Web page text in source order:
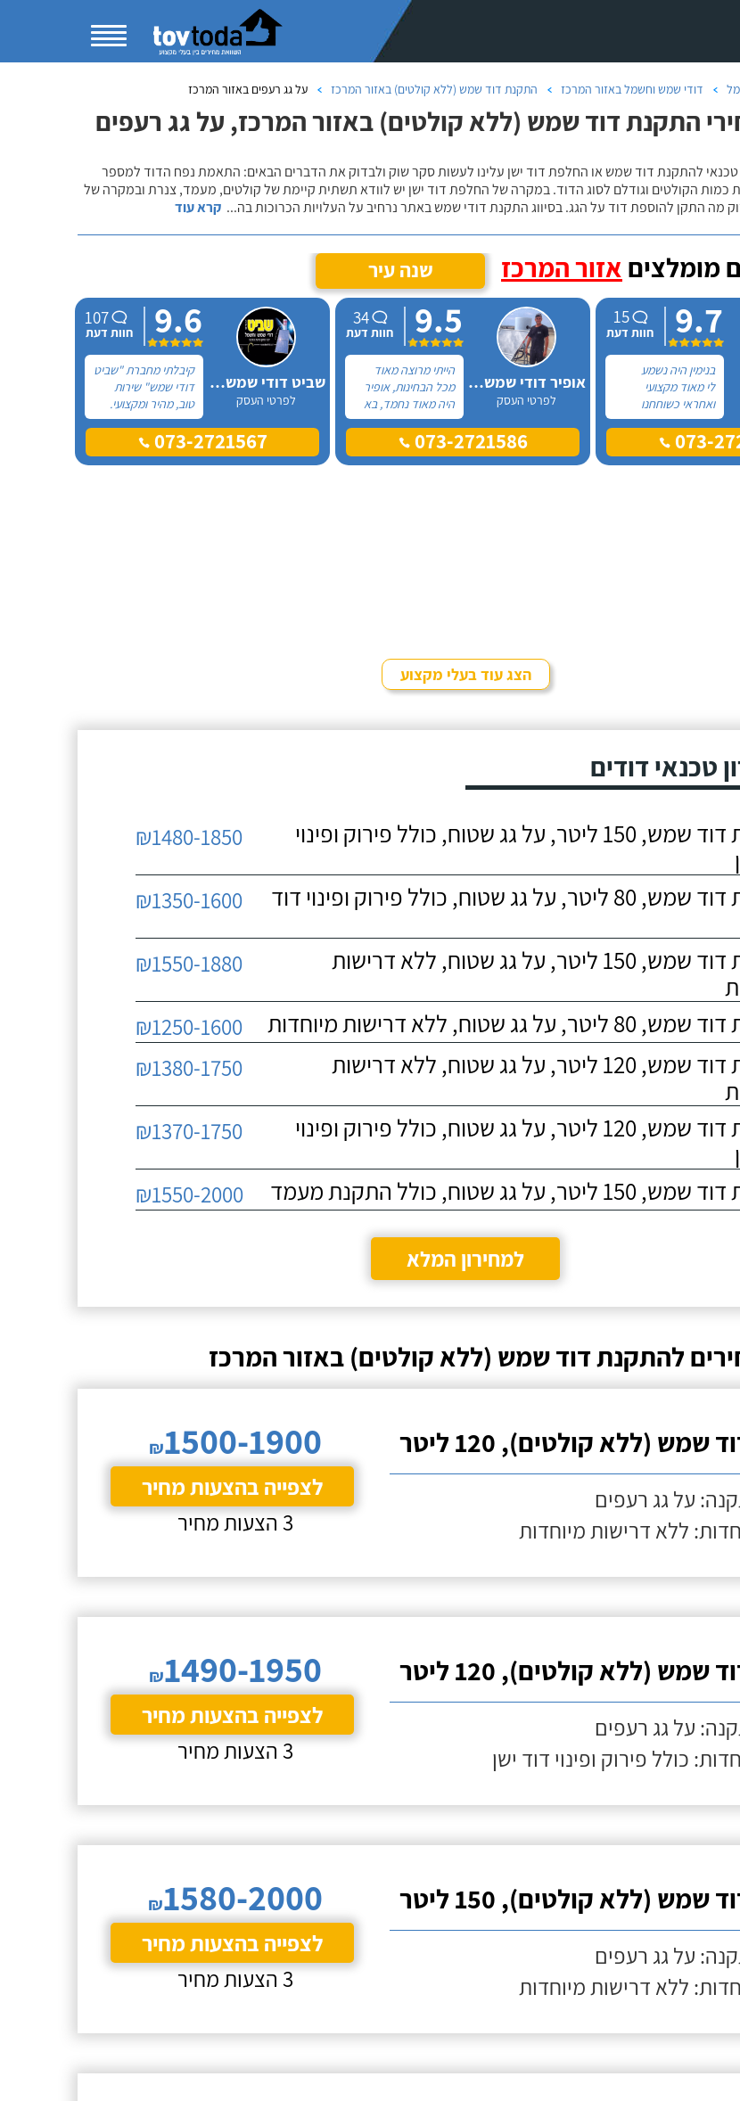
דודי שמש וחשמל באזור המרכז התקנת דוד שמש (ללא קולטים) באזור המרכז על גג רעפים באזור המרכז
התקנת דוד שמש (ללא קולטים) באזור המרכז, על גג רעפים
טכנאי להתקנת דוד שמש או החלפת דוד ישן עלינו לעשות סקר שוק ולבדוק את הדברים הבאים: התאמת נפח הדוד למספר
כמות הקולטים וגודלם לסוג הדוד. במקרה של החלפת דוד ישן יש לוודא תשתית קיימת של קולטים, מעמד, צנרת ובמקרה של
מה התקן להוספת דוד על הגג. בסיווג התקנת דודי שמש באתר נרחיב על העלויות הכרוכות בה... קרא עוד
מומלצים אזור המרכז שנה עיר
9.7
15
חוות דעת
בנימין היה נשמע
לי מאוד מקצועי
ואחראי כשוחחנו
בטלפון לכן, הזמנתי
אותו להחלפת דוד
שמש וקולטים בבניין בו
073-
אופיר דודי שמש וחשמל
לפרטי העסק
9.5
34
חוות דעת
הייתי מרוצה מאוד
מכל הבחינות, אופיר
היה מאוד נחמד, בא
לפני לראות את
המיקום של ההתקנה,
המחיר היה הוגן מאוד.073-2721586
שביט דודי שמש וחשמל בע"מ
לפרטי העסק
9.6
107
חוות דעת
קיבלתי מחברת "שביט
דודי שמש" שירות
טוב, מהיר ומקצועי.
הזמנתי אותם לא
מזמן, כשהתפוצץ לי
הדוד שמש של
073-2721567
הצג עוד בעלי מקצוע
טכנאי דודים
התקנת דוד שמש, 150 ליטר, על גג שטוח, כולל פירוק ופינוי
₪1480-1850
התקנת דוד שמש, 80 ליטר, על גג שטוח, כולל פירוק ופינוי דוד
₪1350-1600
התקנת דוד שמש, 150 ליטר, על גג שטוח, ללא דרישות
₪1550-1880
על גג שטוח, ללא דרישות מיוחדות ₪1250-1600
התקנת דוד שמש, 120 ליטר, על גג שטוח, ללא דרישות
₪1380-1750
התקנת דוד שמש, 120 ליטר, על גג שטוח, כולל פירוק ופינוי
₪1370-1750
על גג שטוח, כולל התקנת מעמד ₪1550-2000
למחירון המלא
להתקנת דוד שמש (ללא קולטים) באזור המרכז
(ללא קולטים), 120 ליטר
על גג רעפים
ללא דרישות מיוחדות
₪1500-1900
לצפייה בהצעות מחיר
3 הצעות מחיר
(ללא קולטים), 120 ליטר
על גג רעפים
כולל פירוק ופינוי דוד ישן
₪1490-1950
לצפייה בהצעות מחיר
3 הצעות מחיר
(ללא קולטים), 150 ליטר
על גג רעפים
ללא דרישות מיוחדות
₪1580-2000
לצפייה בהצעות מחיר
3 הצעות מחיר